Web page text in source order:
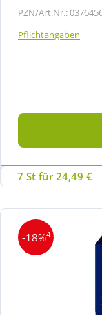
PZN/Art.Nr.:
Pflichtangaben
7 St für 24,49 €
-18%4